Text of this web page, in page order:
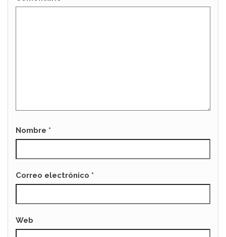
Nombre *
Correo electrónico *
Web